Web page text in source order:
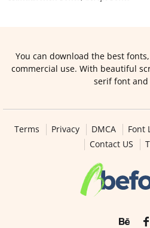
You can download the best
commercial use. With beautiful
serif font and
Terms Privacy DMCA Font
Contact US